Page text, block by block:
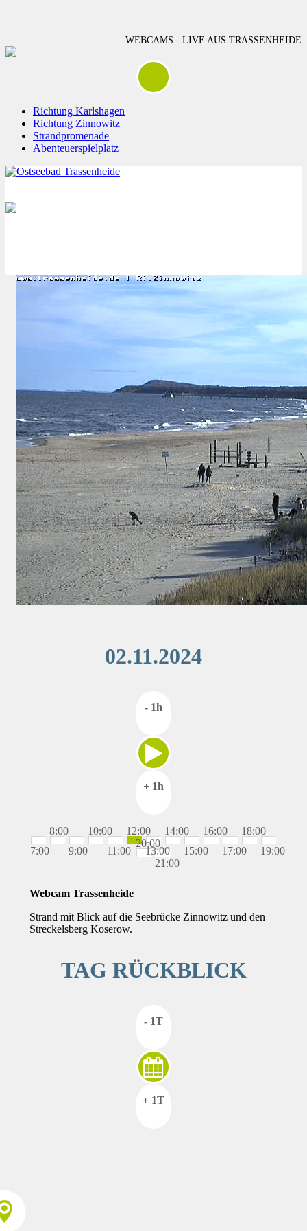
WEBCAMS - LIVE AUS TRASSENHEIDE
Richtung Karlshagen
Richtung Zinnowitz
Strandpromenade
Abenteuerspielplatz
02.11.2024
- 1h
+ 1h
7:00
8:00
9:00
10:00
11:00
12:00
13:00
14:00
15:00
16:00
17:00
18:00
19:00
20:00
21:00
Webcam Trassenheide
Strand mit Blick auf die Seebrücke Zinnowitz und den
Streckelsberg Koserow.
TAG RÜCKBLICK
- 1T
+ 1T